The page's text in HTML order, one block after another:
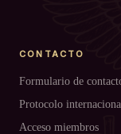
CONTACTO
Formulario de
Protocolo
Acceso miembros